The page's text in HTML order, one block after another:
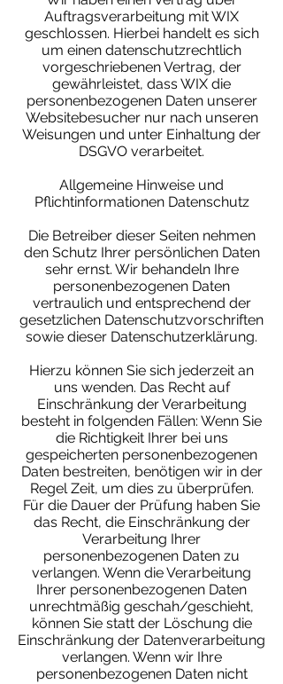
Auftragsverarbeitung mit WIX
geschlossen. Hierbei handelt es sich
um einen datenschutzrechtlich
vorgeschriebenen Vertrag, der
gewährleistet, dass WIX die
personenbezogenen Daten unserer
Websitebesucher nur nach unseren
Weisungen und unter Einhaltung der
DSGVO verarbeitet.
Allgemeine Hinweise und
Pflichtinformationen Datenschutz
Die Betreiber dieser Seiten nehmen
den Schutz Ihrer persönlichen Daten
sehr ernst. Wir behandeln Ihre
personenbezogenen Daten
vertraulich und entsprechend der
gesetzlichen Datenschutzvorschriften
sowie dieser Datenschutzerklärung.
Hierzu können Sie sich jederzeit an
uns wenden. Das Recht auf
Einschränkung der Verarbeitung
besteht in folgenden Fällen: Wenn Sie
die Richtigkeit Ihrer bei uns
gespeicherten personenbezogenen
Daten bestreiten, benötigen wir in der
Regel Zeit, um dies zu überprüfen.
Für die Dauer der Prüfung haben Sie
das Recht, die Einschränkung der
Verarbeitung Ihrer
personenbezogenen Daten zu
verlangen. Wenn die Verarbeitung
Ihrer personenbezogenen Daten
unrechtmäßig geschah/geschieht,
können Sie statt der Löschung die
Einschränkung der Datenverarbeitung
verlangen. Wenn wir Ihre
personenbezogenen Daten nicht